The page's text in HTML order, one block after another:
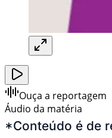
Ouça a reportagem
Áudio da matéria
*Conteúdo é de